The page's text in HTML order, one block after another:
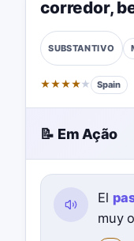
corredor,
SUBSTANTIVO
★★★★★ Spain
📝 Em Ação
El
muy